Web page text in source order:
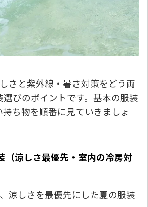
さと紫外線・暑さ対策をどう両
びのポイントです。基本の服装
ち物を順番に見ていきましょ
（涼しさ最優先・室内の冷房対
涼しさを最優先にした夏の服装